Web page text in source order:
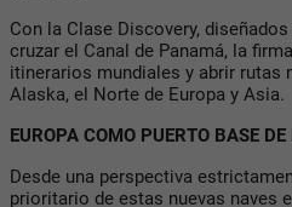
Con la Clase Discovery,
cruzar el Canal de Panamá, la
itinerarios mundiales y abrir rutas
Alaska, el Norte de Europa y Asia.
EUROPA COMO PUERTO BASE
Desde una perspectiva
prioritario de estas nuevas naves